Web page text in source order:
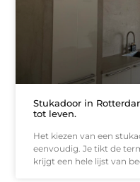
Stukadoor in
tot leven.
Het kiezen van een
eenvoudig. Je tikt de
krijgt een hele lijst van